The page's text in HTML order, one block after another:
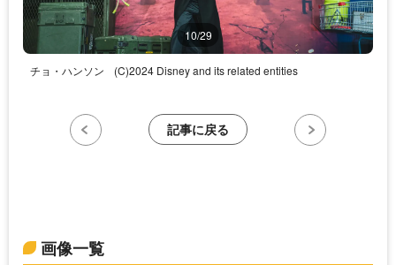
10/29
チョ・ハンソン (C)2024 Disney and its related entities
記事に戻る
画像一覧